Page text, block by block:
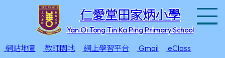
仁愛堂田家炳小學
Yan Oi Tong Tin Ka Ping Primary School
網站地圖 教師園地 網上學習平台 Gmail eClass